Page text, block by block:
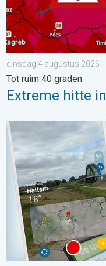
dinsdag 4 augustus 2026
Tot ruim 40 graden
Extreme hitte
Impressies maken,